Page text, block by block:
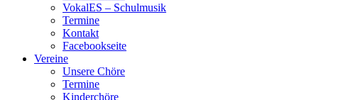
VokalES – Schulmusik
Termine
Kontakt
Facebookseite
Vereine
Unsere Chöre
Termine
Kinderchöre